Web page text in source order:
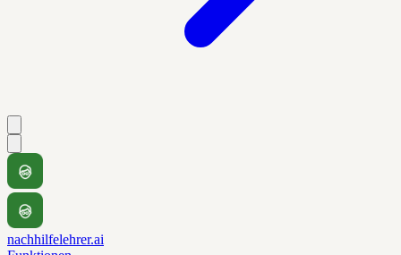
nachhilfelehrer.ai